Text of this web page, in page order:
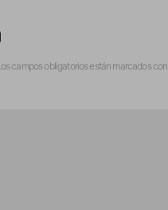
campos obligatorios están marcados con